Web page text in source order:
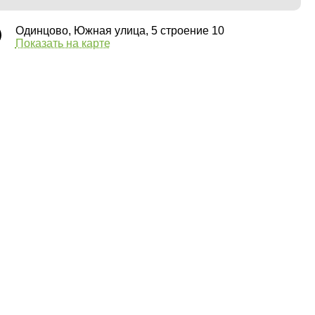
Одинцово, Южная улица, 5 строение 10
Показать на карте